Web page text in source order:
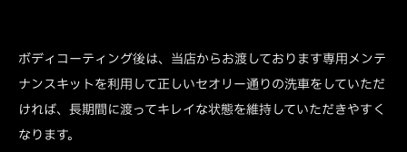
ボディコーティング後は、当店からお渡しております専用メンテ
ナンスキットを利用して正しいセオリー通りの洗車をしていただ
ければ、長期間に渡ってキレイな状態を維持していただきやすく
なります。